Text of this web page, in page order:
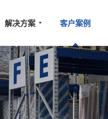
解决方案 客户案例